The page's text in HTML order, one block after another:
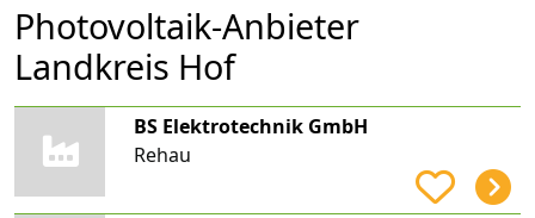
Photovoltaik-Anbieter
Landkreis Hof
BS Elektrotechnik GmbH
Rehau